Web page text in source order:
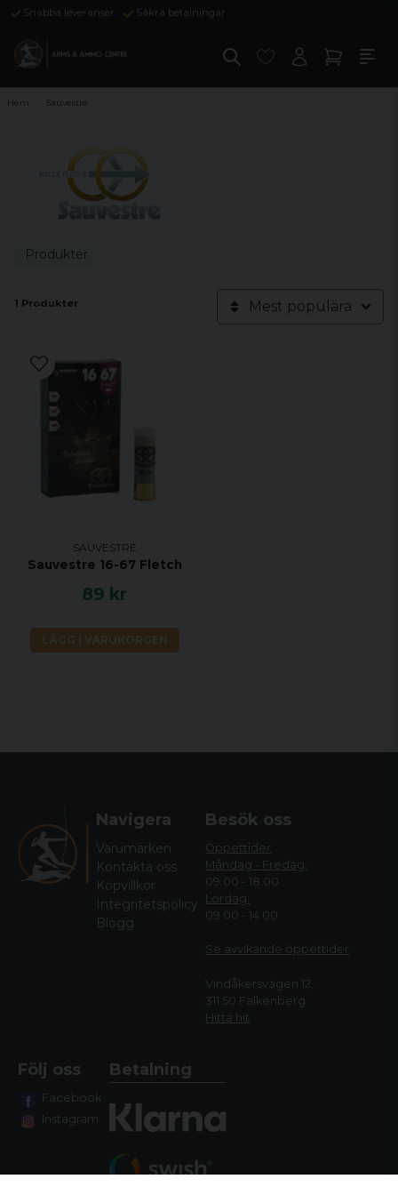
Snabba leveranser Säkra betalningar
Hem Sauvestre
Produkter
1 Produkter Mest populära
SAUVESTRE
Sauvestre 16-67 Fletch
89 kr
LÄGG I VARUKORGEN
Navigera
Varumärken
Kontakta oss
Köpvillkor
Integritetspolicy
Blogg
Besök oss
Öppettider
Måndag - Fredag:
09.00 - 18.00
Lördag:
09.00 - 14.00
Se avvikande öppettider
Vindåkersvägen 12,
311 50 Falkenberg
Hitta hit
Följ oss
Facebook
Instagram
Betalning